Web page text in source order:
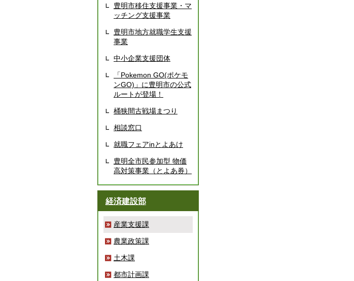
豊明市移住支援事業・マ
ッチング支援事業
豊明市地方就職学生支援
事業
中小企業支援団体
「Pokemon GO(ポケモ
ンGO)」に豊明市の公式
ルートが登場！
桶狭間古戦場まつり
相談窓口
就職フェアinとよあけ
豊明全市民参加型 物価
高対策事業（とよあ券）
経済建設部
産業支援課
農業政策課
土木課
都市計画課